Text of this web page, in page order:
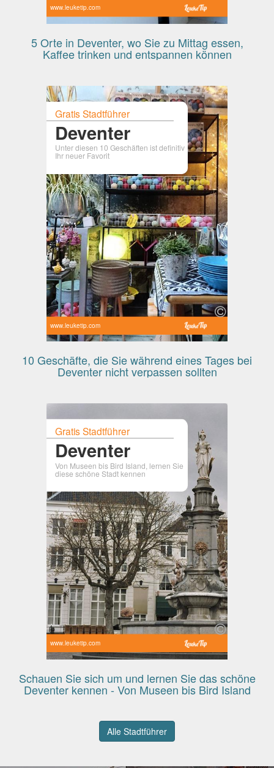
www.leuketip.com
5 Orte in Deventer, wo Sie zu Mittag essen,
Kaffee trinken und entspannen können
Gratis Stadtführer
Deventer
Unter diesen 10 Geschäften ist definitiv
Ihr neuer Favorit
www.leuketip.com
10 Geschäfte, die Sie während eines Tages bei
Deventer nicht verpassen sollten
Gratis Stadtführer
Deventer
Von Museen bis Bird Island, lernen Sie
diese schöne Stadt kennen
www.leuketip.com
Schauen Sie sich um und lernen Sie das schöne
Deventer kennen - Von Museen bis Bird Island
Alle Stadtführer